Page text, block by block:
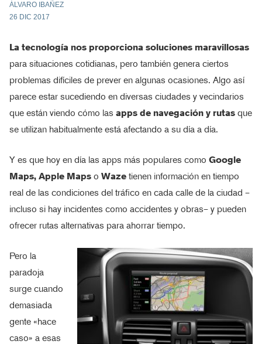
ÁLVARO IBAÑEZ
26 DIC 2017
La tecnología nos proporciona soluciones maravillosas
para situaciones cotidianas, pero también genera ciertos
problemas difíciles de prever en algunas ocasiones. Algo así
parece estar sucediendo en diversas ciudades y vecindarios
que están viendo cómo las apps de navegación y rutas que
se utilizan habitualmente está afectando a su día a día.
Y es que hoy en día las apps más populares como Google
Maps, Apple Maps o Waze tienen información en tiempo
real de las condiciones del tráfico en cada calle de la ciudad –
incluso si hay incidentes como accidentes y obras– y pueden
ofrecer rutas alternativas para ahorrar tiempo.
Pero la
paradoja
surge cuando
demasiada
gente «hace
caso» a esas